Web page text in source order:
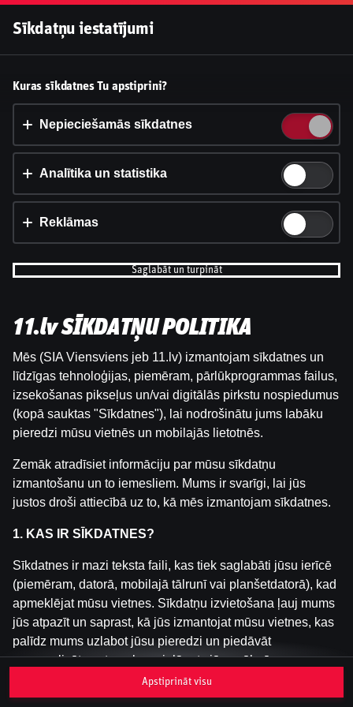
Šai spēlei nav pieejama demo versija. Lūdzu,
pieslēdzies, lai spēlētu ar īstu naudu.
Pieslēgties
Vai pieņemt sīkdatnes?
Šī vietne izmanto 3 dažādu veidu sīkdatnes: obligāti
nepieciešamās, analītikas un statistikas, reklāmas.
Iestatījumi un informācija
Sīkdatņu iestatījumi
Kuras sīkdatnes Tu apstiprini?
Nepieciešamās sīkdatnes
Analītika un statistika
Reklāmas
Saglabāt un turpināt
11.lv SĪKDATŅU POLITIKA
Mēs (SIA Viensviens jeb 11.lv) izmantojam sīkdatnes un
līdzīgas tehnoloģijas, piemēram, pārlūkprogrammas failus,
izsekošanas pikseļus un/vai digitālās pirkstu nospiedumus
(kopā sauktas "Sīkdatnes"), lai nodrošinātu jums labāku
pieredzi mūsu vietnēs un mobilajās lietotnēs.
Zemāk atradīsiet informāciju par mūsu sīkdatņu
izmantošanu un to iemesliem. Mums ir svarīgi, lai jūs
justos droši attiecībā uz to, kā mēs izmantojam sīkdatnes.
1. KAS IR SĪKDATNES?
Sīkdatnes ir mazi teksta faili, kas tiek saglabāti jūsu ierīcē
(piemēram, datorā, mobilajā tālrunī vai planšetdatorā), kad
apmeklējat mūsu vietnes. Sīkdatņu izvietošana ļauj mums
jūs atpazīt un saprast, kā jūs izmantojat mūsu vietnes, kas
palīdz mums uzlabot jūsu pieredzi un piedāvāt
personalizētu saturu, kas pielāgots jūsu vēlmēm.
Sīkdatnes var būt pagaidu (tā sauktas "sesijas sīkdatnes")
Apstiprināt visu